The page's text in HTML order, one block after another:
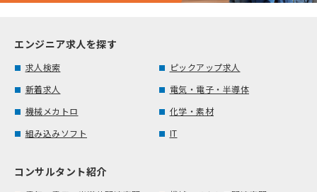
エンジニア求人を探す
求人検索
ピックアップ求人
新着求人
電気・電子・半導体
機械メカトロ
化学・素材
組み込みソフト
IT
コンサルタント紹介